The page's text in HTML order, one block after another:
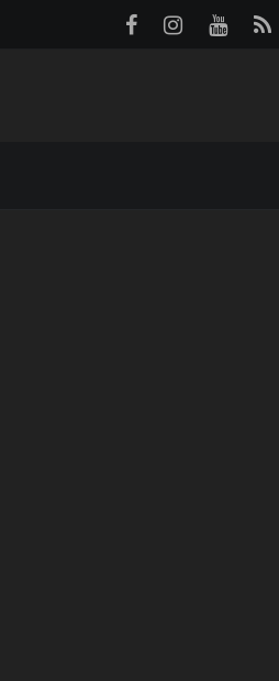
Panneau de gestion des cookies